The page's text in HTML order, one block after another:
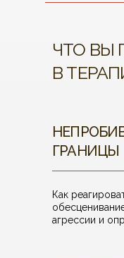
ГРАНИЦЫ
Как
агрессии и
ЧТО ВЫ
В